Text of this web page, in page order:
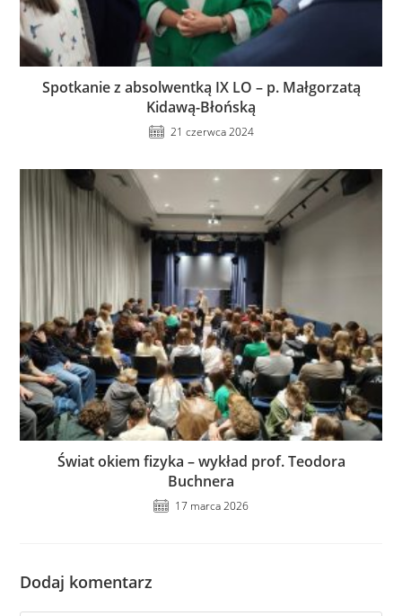
Spotkanie z absolwentką IX LO – p. Małgorzatą
Kidawą-Błońską
21 czerwca 2024
Świat okiem fizyka – wykład prof. Teodora
Buchnera
17 marca 2026
Dodaj komentarz